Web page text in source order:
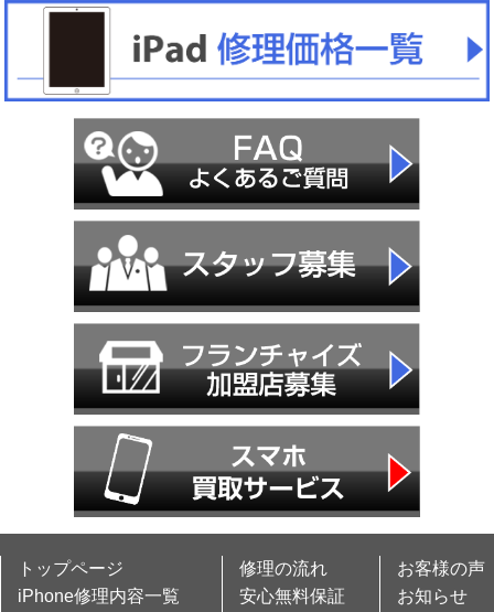
トップページ
iPhone修理内容一覧
修理の流れ
安心無料保証
お客様の声
お知らせ